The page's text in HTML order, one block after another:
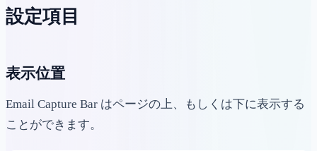
設定項目
表示位置
Email Capture Bar はページの上、もしくは下に表示する
ことができます。